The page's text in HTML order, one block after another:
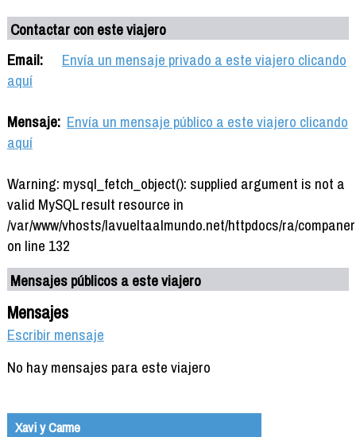
Contactar con este viajero
Email:
Envía un mensaje privado a este viajero clicando
aquí
Mensaje: Envía un mensaje público a este viajero clicando
aquí
Warning: mysql_fetch_object(): supplied argument is not a
valid MySQL result resource in
/var/www/vhosts/lavueltaalmundo.net/httpdocs/ra/
on line 132
Mensajes públicos a este viajero
Mensajes
Escribir mensaje
No hay mensajes para este viajero
Xavi y Carme